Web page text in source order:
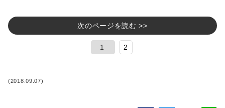
次のページを読む >>
1 2
(2018.09.07)